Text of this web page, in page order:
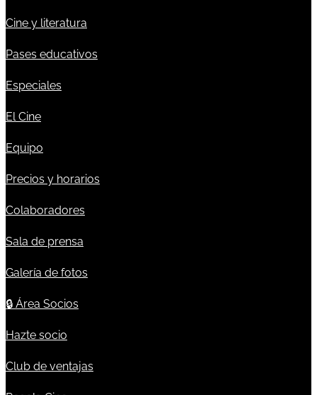
Cine y literatura
Pases educativos
Especiales
El Cine
Equipo
Precios y horarios
Colaboradores
Sala de prensa
Galería de fotos
🔒 Área Socios
Hazte socio
Club de ventajas